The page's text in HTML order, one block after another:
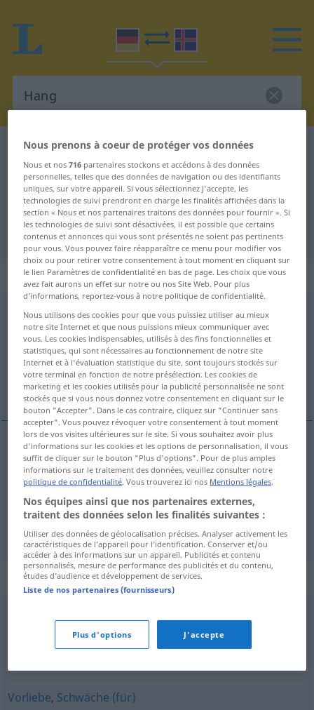
Dictionnaire Allemand-Islandais Hang
Traduction Allemand-Islandais de
"Hang"
"Hang" - traduction Islandais
„Hang“: Maskulinum
Hangm
Vue d'ensemble de toutes les traductions
(Pour plus d'informations, cliquez sur/touchez la traduction)
hneigð, brekka, hlíð
hneigðf Hang
Abhang
Synonymes de "Hang"
Vorliebe, Schwäche (für)
Nous prenons à coeur de protéger vos données
Nous et nos716 partenaires stockons et accédons à des données
personnelles, telles que des données de navigation ou des identifiants
uniques, sur votre appareil. Si vous sélectionnez J'accepte, les
technologies de suivi prendront en charge les finalités affichées dans la
section « Nous et nos partenaires traitons des données pour fournir ». Si
les technologies de suivi sont désactivées, il est possible que certains
contenus et annonces qui vous sont présentés ne soient pas pertinents
pour vous. Vous pouvez faire réapparaître ce menu pour modifier vos
choix ou pour retirer votre consentement à tout moment en cliquant sur
le lien Paramètres de confidentialité en bas de page. Les choix que vous
avez fait aurons un effet sur notre ou nos Site Web. Pour plus
d’informations, reportez-vous à notre politique de confidentialité.
Nous utilisons des cookies pour que vous puissiez utiliser au mieux
notre site Internet et que nous puissions mieux communiquer avec
vous. Les cookies indispensables, utilisés à des fins fonctionnelles et
statistiques, qui sont nécessaires au fonctionnement de notre site
Internet et à l'évaluation statistique du site, sont toujours stockés sur
votre terminal en fonction de notre présélection. Les cookies de
marketing et les cookies utilisés pour la publicité personnalisée ne sont
stockés que si vous nous donnez votre consentement en cliquant sur le
bouton "Accepter". Dans le cas contraire, cliquez sur "Continuer sans
accepter". Vous pouvez révoquer votre consentement à tout moment
lors de vos visites ultérieures sur le site. Si vous souhaitez avoir plus
d'informations sur les cookies et les options de personnalisation, il vous
suffit de cliquer sur le bouton "Plus d'options". Pour de plus amples
informations sur le traitement des données, veuillez consulter notre
politique de confidentialité. Vous trouverez ici nos Mentions légales.
Nos équipes ainsi que nos partenaires externes,
traitent des données selon les finalités suivantes :
Utiliser des données de géolocalisation précises. Analyser activement les
caractéristiques de l’appareil pour l’identification. Conserver et/ou
accéder à des informations sur un appareil. Publicités et contenu
personnalisés, mesure de performance des publicités et du contenu,
études d’audience et développement de services.
Liste de nos partenaires (fournisseurs)
Plus d'options J'accepte